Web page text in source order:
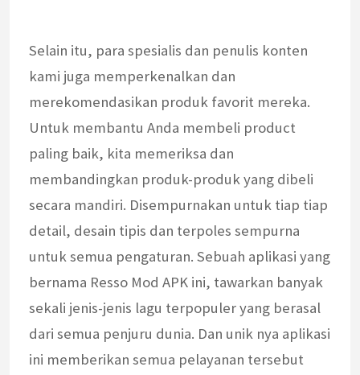
Selain itu, para spesialis dan penulis konten
kami juga memperkenalkan dan
merekomendasikan produk favorit mereka.
Untuk membantu Anda membeli product
paling baik, kita memeriksa dan
membandingkan produk-produk yang dibeli
secara mandiri. Disempurnakan untuk tiap tiap
detail, desain tipis dan terpoles sempurna
untuk semua pengaturan. Sebuah aplikasi yang
bernama Resso Mod APK ini, tawarkan banyak
sekali jenis-jenis lagu terpopuler yang berasal
dari semua penjuru dunia. Dan unik nya aplikasi
ini memberikan semua pelayanan tersebut